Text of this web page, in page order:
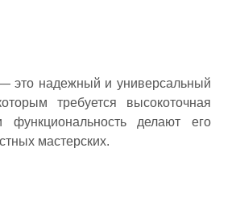
это надежный и универсальный
требуется высокоточная
делают его
мастерских.